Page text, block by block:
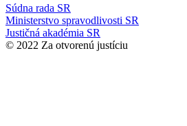
Súdna rada SR
Ministerstvo spravodlivosti SR
Justičná akadémia SR
© 2022 Za otvorenú justíciu